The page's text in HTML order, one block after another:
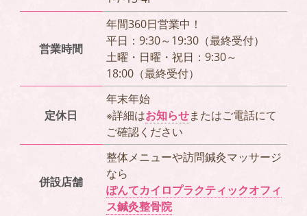
営業時間
年間360日営業中！
平日：9:30～19:30（最終受付）
土曜・日曜・祝日：9:30～
18:00（最終受付）
定休日
年末年始
※詳細はお知らせまたはご電話にて
ご確認ください
併設店舗
整体メニューや訪問鍼灸マッサージ
なら
ぽんてカイロプラクティックオフィ
ス鍼灸整骨院